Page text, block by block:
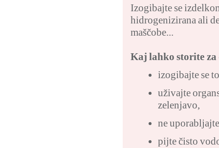
Izogibajte se
hidrogenizirana ali
maščobe...
Kaj lahko storite
izogibajte se
uživajte
zelenjavo,
ne
pijte čisto